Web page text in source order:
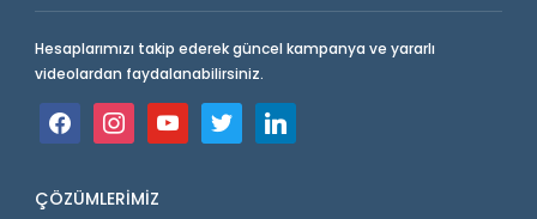
Hesaplarımızı takip ederek güncel kampanya ve yararlı
videolardan faydalanabilirsiniz.
facebookinstagramyoutube twitter linkedin
ÇÖZÜMLERIMIZ